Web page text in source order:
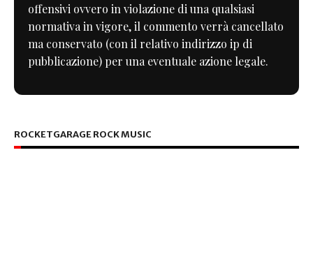
offensivi ovvero in violazione di una qualsiasi
normativa in vigore, il commento verrà cancellato
ma conservato (con il relativo indirizzo ip di
pubblicazione) per una eventuale azione legale.
ROCKETGARAGE ROCK MUSIC